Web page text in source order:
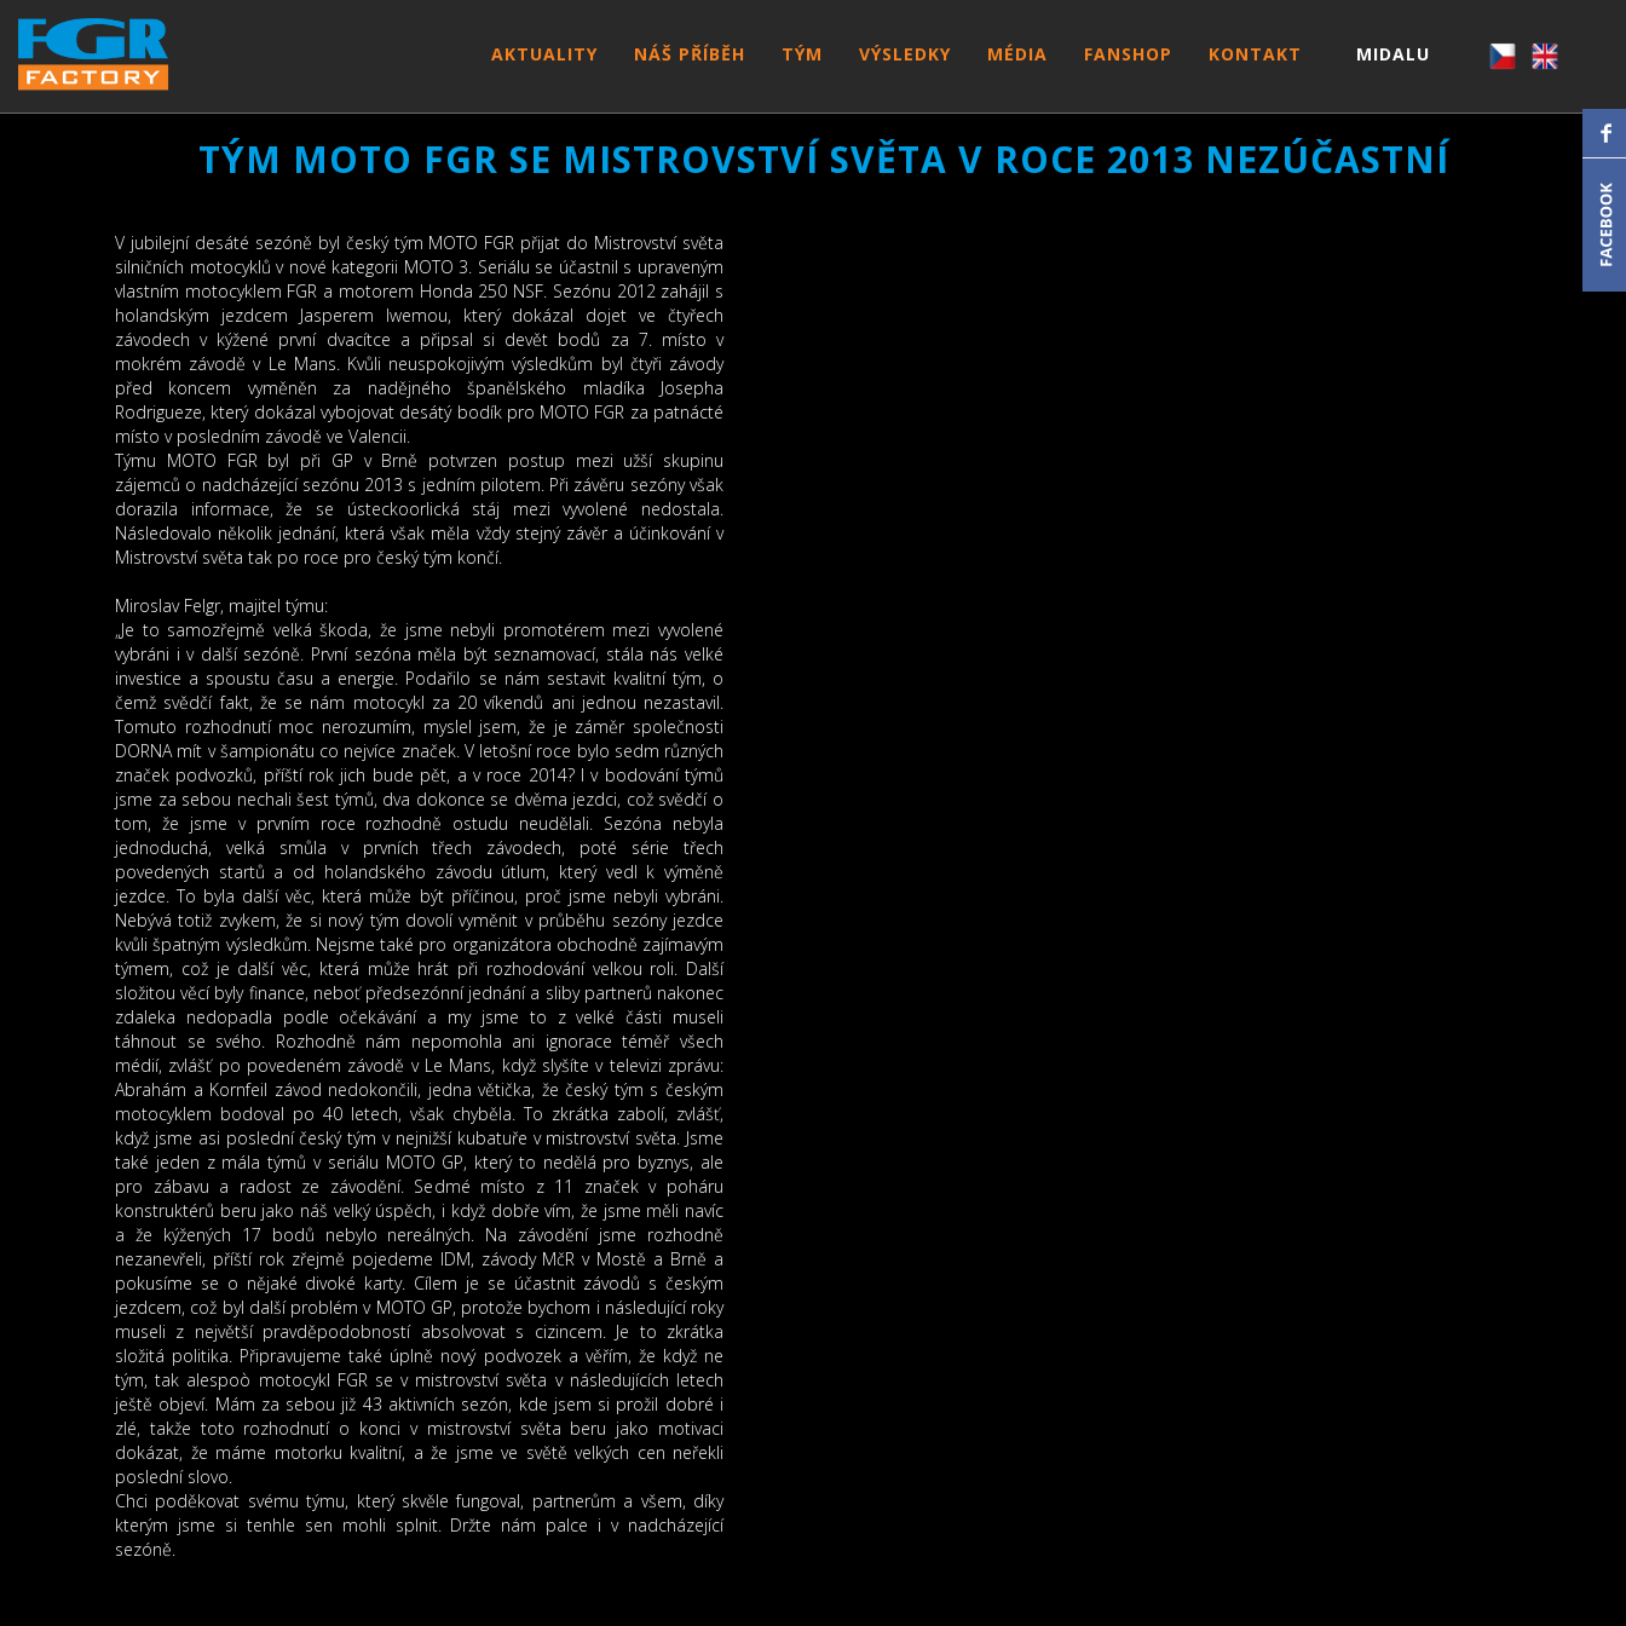
AKTUALITY NÁŠ PŘÍBĚH TÝM VÝSLEDKY MÉDIA FANSHOP KONTAKT MIDALU
TÝM MOTO FGR SE MISTROVSTVÍ SVĚTA V ROCE 2013 NEZÚČASTNÍ
V jubilejní desáté sezóně byl český tým MOTO FGR přijat do Mistrovství světa
silničních motocyklů v nové kategorii MOTO 3. Seriálu se účastnil s upraveným
vlastním motocyklem FGR a motorem Honda 250 NSF. Sezónu 2012 zahájil s
holandským jezdcem Jasperem Iwemou, který dokázal dojet ve čtyřech
závodech v kýžené první dvacítce a připsal si devět bodů za 7. místo v
mokrém závodě v Le Mans. Kvůli neuspokojivým výsledkům byl čtyři závody
před koncem vyměněn za nadějného španělského mladíka Josepha
Rodrigueze, který dokázal vybojovat desátý bodík pro MOTO FGR za patnácté
místo v posledním závodě ve Valencii.
Týmu MOTO FGR byl při GP v Brně potvrzen postup mezi užší skupinu
zájemců o nadcházející sezónu 2013 s jedním pilotem. Při závěru sezóny však
dorazila informace, že se ústeckoorlická stáj mezi vyvolené nedostala.
Následovalo několik jednání, která však měla vždy stejný závěr a účinkování v
Mistrovství světa tak po roce pro český tým končí.
Miroslav Felgr, majitel týmu:
„Je to samozřejmě velká škoda, že jsme nebyli promotérem mezi vyvolené
vybráni i v další sezóně. První sezóna měla být seznamovací, stála nás velké
investice a spoustu času a energie. Podařilo se nám sestavit kvalitní tým, o
čemž svědčí fakt, že se nám motocykl za 20 víkendů ani jednou nezastavil.
Tomuto rozhodnutí moc nerozumím, myslel jsem, že je záměr společnosti
DORNA mít v šampionátu co nejvíce značek. V letošní roce bylo sedm různých
značek podvozků, příští rok jich bude pět, a v roce 2014? I v bodování týmů
jsme za sebou nechali šest týmů, dva dokonce se dvěma jezdci, což svědčí o
tom, že jsme v prvním roce rozhodně ostudu neudělali. Sezóna nebyla
jednoduchá, velká smůla v prvních třech závodech, poté série třech
povedených startů a od holandského závodu útlum, který vedl k výměně
jezdce. To byla další věc, která může být příčinou, proč jsme nebyli vybráni.
Nebývá totiž zvykem, že si nový tým dovolí vyměnit v průběhu sezóny jezdce
kvůli špatným výsledkům. Nejsme také pro organizátora obchodně zajímavým
týmem, což je další věc, která může hrát při rozhodování velkou roli. Další
složitou věcí byly finance, neboť předsezónní jednání a sliby partnerů nakonec
zdaleka nedopadla podle očekávání a my jsme to z velké části museli
táhnout se svého. Rozhodně nám nepomohla ani ignorace téměř všech
médií, zvlášť po povedeném závodě v Le Mans, když slyšíte v televizi zprávu:
Abrahám a Kornfeil závod nedokončili, jedna větička, že český tým s českým
motocyklem bodoval po 40 letech, však chyběla. To zkrátka zabolí, zvlášť,
když jsme asi poslední český tým v nejnižší kubatuře v mistrovství světa. Jsme
také jeden z mála týmů v seriálu MOTO GP, který to nedělá pro byznys, ale
pro zábavu a radost ze závodění. Sedmé místo z 11 značek v poháru
konstruktérů beru jako náš velký úspěch, i když dobře vím, že jsme měli navíc
a že kýžených 17 bodů nebylo nereálných. Na závodění jsme rozhodně
nezanevřeli, příští rok zřejmě pojedeme IDM, závody MčR v Mostě a Brně a
pokusíme se o nějaké divoké karty. Cílem je se účastnit závodů s českým
jezdcem, což byl další problém v MOTO GP, protože bychom i následující roky
museli z největší pravděpodobností absolvovat s cizincem. Je to zkrátka
složitá politika. Připravujeme také úplně nový podvozek a věřím, že když ne
tým, tak alespoò motocykl FGR se v mistrovství světa v následujících letech
ještě objeví. Mám za sebou již 43 aktivních sezón, kde jsem si prožil dobré i
zlé, takže toto rozhodnutí o konci v mistrovství světa beru jako motivaci
dokázat, že máme motorku kvalitní, a že jsme ve světě velkých cen neřekli
poslední slovo.
Chci poděkovat svému týmu, který skvěle fungoval, partnerům a všem, díky
kterým jsme si tenhle sen mohli splnit. Držte nám palce i v nadcházející
sezóně.